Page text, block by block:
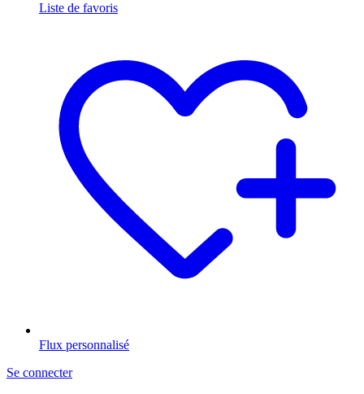
Liste de favoris
Flux personnalisé
Se connecter